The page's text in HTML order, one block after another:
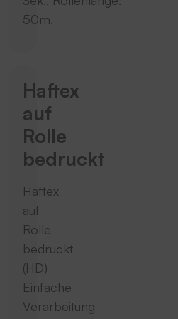
50m.
Haftex
auf
Rolle
bedruckt
Haftex
auf
Rolle
bedruckt
(HD)
Einfache
Verarbeitung